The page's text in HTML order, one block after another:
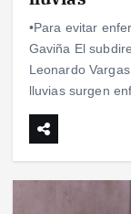
•Para evitar
Gaviña El
Leonardo
lluvias surgen